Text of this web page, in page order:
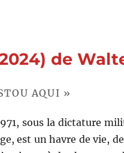
(2024)
Muresanu
de
AQUI »
sous la dictature
est un havre de vie,